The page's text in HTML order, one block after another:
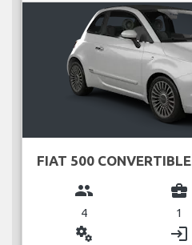
FIAT 500 CONVERTIBLE
group
4
business_center
1
miscellaneous_services login